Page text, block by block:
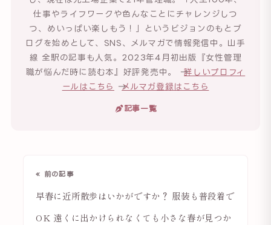
仕事やライフワークや色んなことにチャレンジしつ
つ、めいっぱい楽しもう！」というビジョンのもとブ
ログを始めとして、SNS、メルマガで情報発信中。山手
線 全駅の記事も人気。2023年4月初出版『女性管理
職が悩んだ時に読む本』好評発売中。 →詳しいプロフィ
ールはこちら
→メルマガ登録はこちら
記事一覧
« 前の記事
早春に近所散歩はいかがですか？ 服装も普段着で
OK 遠くに出かけられなくても小さな春が見つか